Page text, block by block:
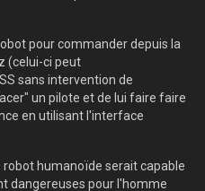
pour commander depuis la
(celui-ci peut
sans intervention de
un pilote et de lui faire faire
en utilisant l'interface
humanoïde serait capable
dangereuses pour l'homme